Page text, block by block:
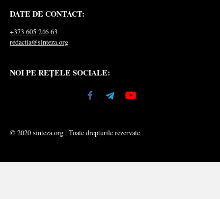
DATE DE CONTACT:
+373 605 246 63
redactia@sinteza.org
NOI PE REȚELE SOCIALE:
© 2020 sinteza.org | Toate drepturile rezervate